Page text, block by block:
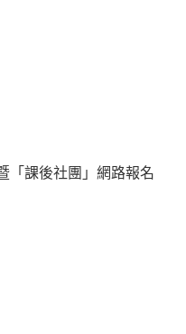
「課後社團」網路報名